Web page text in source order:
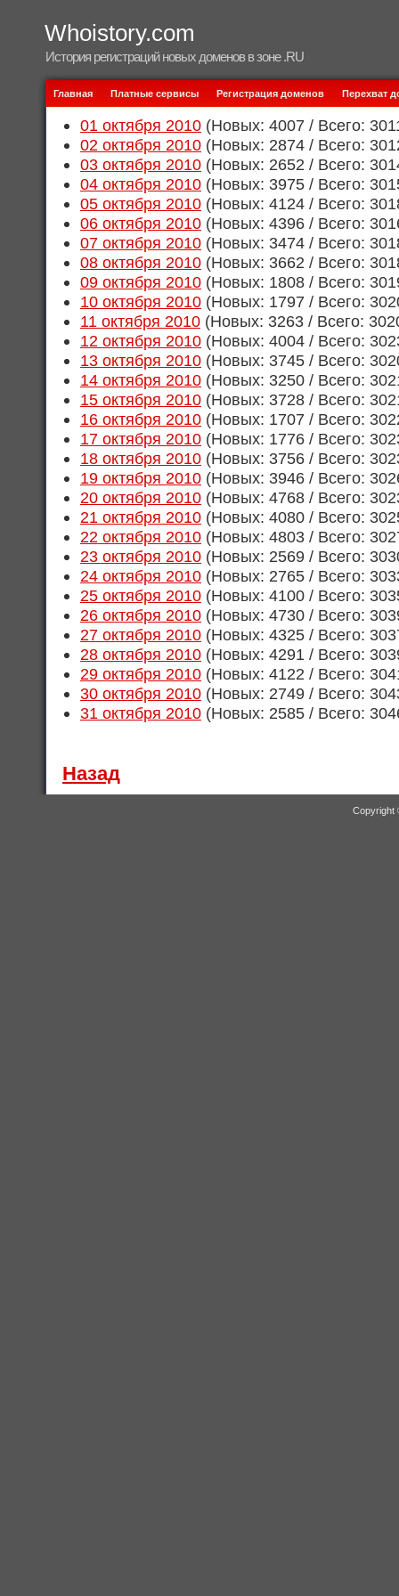
Whoistory.com
История регистраций новых доменов в зоне .RU
Главная Платные сервисы Регистрация доменов Перехват
01 октября 2010 (Новых: 4007 / Всего:
02 октября 2010 (Новых: 2874 / Всего:
03 октября 2010 (Новых: 2652 / Всего:
04 октября 2010 (Новых: 3975 / Всего:
05 октября 2010 (Новых: 4124 / Всего:
06 октября 2010 (Новых: 4396 / Всего:
07 октября 2010 (Новых: 3474 / Всего:
08 октября 2010 (Новых: 3662 / Всего:
09 октября 2010 (Новых: 1808 / Всего:
10 октября 2010 (Новых: 1797 / Всего:
11 октября 2010 (Новых: 3263 / Всего:
12 октября 2010 (Новых: 4004 / Всего:
13 октября 2010 (Новых: 3745 / Всего:
14 октября 2010 (Новых: 3250 / Всего:
15 октября 2010 (Новых: 3728 / Всего:
16 октября 2010 (Новых: 1707 / Всего:
17 октября 2010 (Новых: 1776 / Всего:
18 октября 2010 (Новых: 3756 / Всего:
19 октября 2010 (Новых: 3946 / Всего:
20 октября 2010 (Новых: 4768 / Всего:
21 октября 2010 (Новых: 4080 / Всего:
22 октября 2010 (Новых: 4803 / Всего:
23 октября 2010 (Новых: 2569 / Всего:
24 октября 2010 (Новых: 2765 / Всего:
25 октября 2010 (Новых: 4100 / Всего:
26 октября 2010 (Новых: 4730 / Всего:
27 октября 2010 (Новых: 4325 / Всего:
28 октября 2010 (Новых: 4291 / Всего:
29 октября 2010 (Новых: 4122 / Всего:
30 октября 2010 (Новых: 2749 / Всего:
31 октября 2010 (Новых: 2585 / Всего:
Назад
Copyright